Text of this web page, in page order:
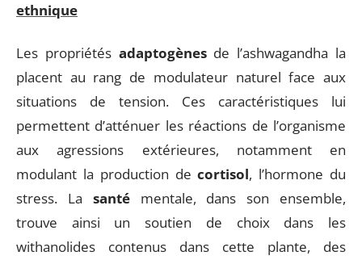
ethnique
Les propriétés adaptogènesde l’ashwagandha la
placent au rang de modulateur naturel face aux
situations de tension. Ces caractéristiques lui
permettent d’atténuer les réactions de l’organisme
aux agressions extérieures, notamment en
modulant la production decortisol, l’hormone du
stress. La santémentale, dans son ensemble,
trouve ainsi un soutien de choix dans les
withanolides contenus dans cette plante, des